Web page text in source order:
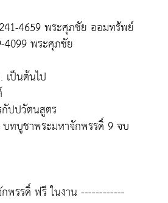
4659 พระศุภชัย ออมทรัพย์
4099 พระศุภชัย
เป็นต้นไป
กัปปวัตนสูตร
บทบูชาพระมหาจักพรรดิ์ 9 จบ
พรรดิ์ ฟรี ในงาน ------------